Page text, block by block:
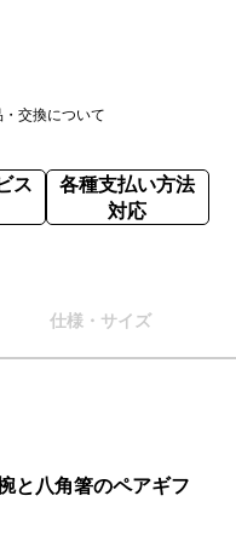
・交換について
ス
各種支払い方法
対応
仕様・サイズ
と八角箸のペアギフ